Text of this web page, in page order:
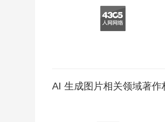
AI 生成图片相关领域著作